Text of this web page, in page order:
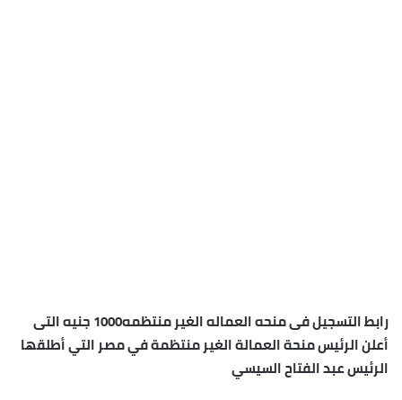
رابط التسجيل فى منحه العماله الغير منتظمه1000 جنيه التى
أعلن الرئيس منحة العمالة الغير منتظمة في مصر التي أطلقها
الرئيس عبد الفتاح السيسي